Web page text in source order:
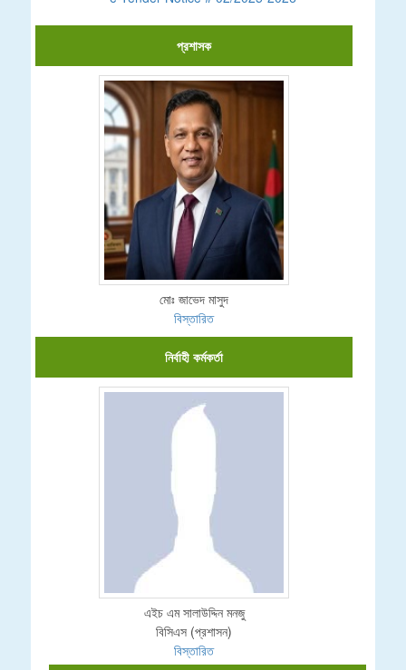
প্রশাসক
মোঃ জাভেদ মাসুদ
বিস্তারিত
নির্বাহী কর্মকর্তা
এইচ এম সালাউদ্দিন মনজু
বিসিএস (প্রশাসন)
বিস্তারিত